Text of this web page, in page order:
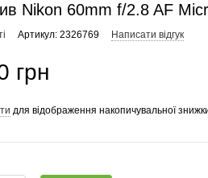
Nikon 60mm f/2.8 AF
Артикул: 2326769 Написати відгук
грн
для відображення накопичувальної